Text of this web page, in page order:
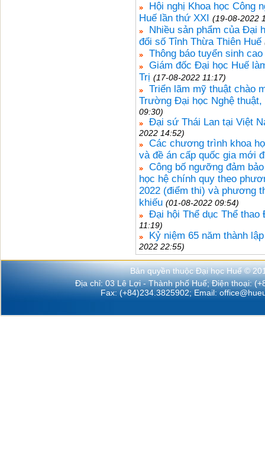
Hội nghị Khoa học Công
Huế lần thứ XXI
(19-08-2022
Nhiều sản phẩm của Đại
đổi số Tỉnh Thừa Thiên Huế
Thông báo tuyển sinh
Giám đốc Đại học Huế
Trị (17-08-2022 11:17)
Triển lãm mỹ thuật chào
Trường Đại học Nghệ
09:30)
Đại sứ Thái Lan tại Việt
2022 14:52)
Các chương trình khoa
và đề án cấp quốc gia mới
Công bố ngưỡng đảm
học hệ chính quy theo
2022 (điểm thi) và phương
khiếu (01-08-2022 09:54)
Đại hội Thể dục Thể thao
11:19)
Kỷ niệm 65 năm thành
2022 22:55)
Bản quyền thuộc Đại học Huế ©
Địa chỉ: 03 Lê Lợi - Thành phố Huế; Điện thoại:
Fax: (+84)234.3825902; Email: